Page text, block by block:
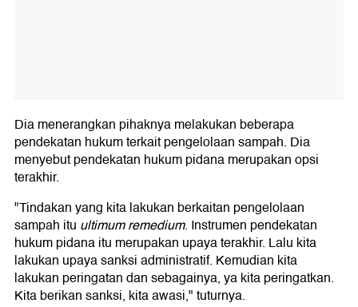
Dia menerangkan pihaknya melakukan beberapa
pendekatan hukum terkait pengelolaan sampah. Dia
menyebut pendekatan hukum pidana merupakan opsi
terakhir.
"Tindakan yang kita lakukan berkaitan pengelolaan
sampah itu ultimum remedium. Instrumen pendekatan
hukum pidana itu merupakan upaya terakhir. Lalu kita
lakukan upaya sanksi administratif. Kemudian kita
lakukan peringatan dan sebagainya, ya kita peringatkan.
Kita berikan sanksi, kita awasi," tuturnya.